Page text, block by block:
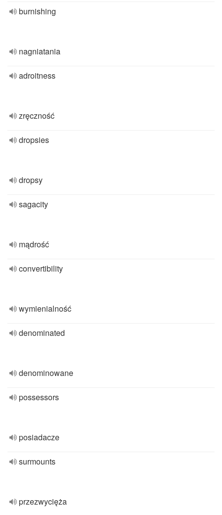
burnishing
nagniatania
adroitness
zręczność
dropsies
dropsy
sagacity
mądrość
convertibility
wymienialność
denominated
denominowane
possessors
posiadacze
surmounts
przezwycięża